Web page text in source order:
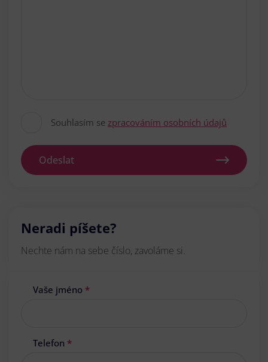
Souhlasím se zpracováním osobních údajů
Odeslat
Neradi píšete?
Nechte nám na sebe číslo, zavoláme si.
Vaše jméno *
Telefon *